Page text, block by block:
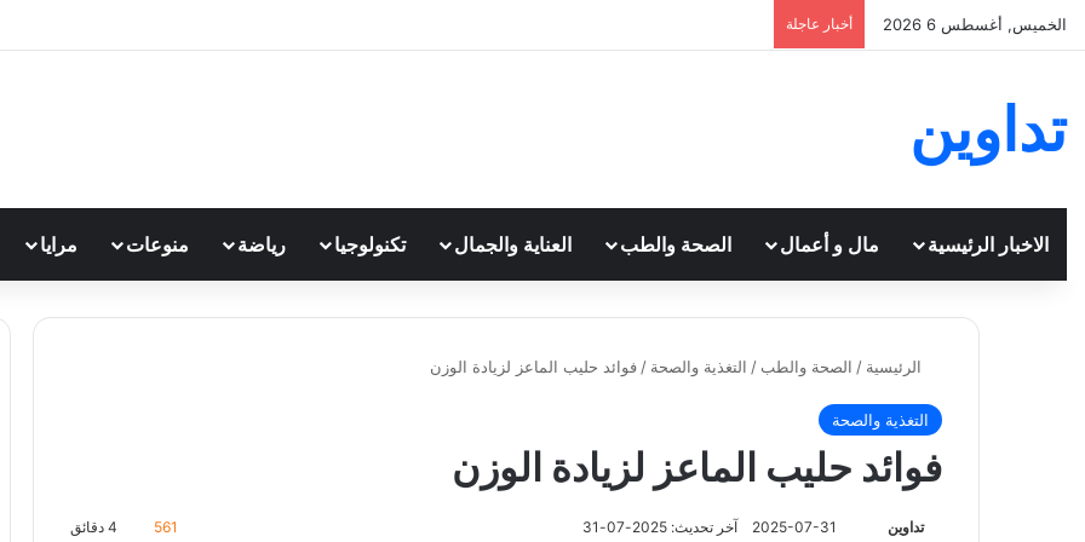
الخميس, أغسطس 6 2026 أخبار عاجلة
تداوين
الاخبار الرئيسية مال و أعمال الصحة والطب العناية والجمال تكنولوجيا رياضة منوعات مرايا
الرئيسية / الصحة والطب / التغذية والصحة / فوائد حليب الماعز لزيادة الوزن
التغذية والصحة
فوائد حليب الماعز لزيادة الوزن
تداوين 2025-07-31 آخر تحديث: 2025-07-31 561